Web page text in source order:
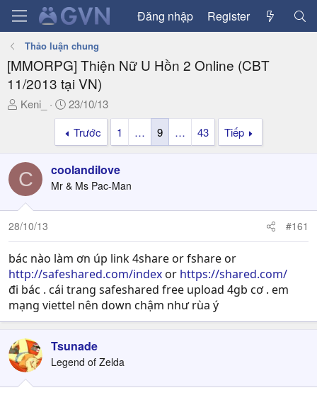
Đăng nhập Register
Thảo luận chung
[MMORPG] Thiện Nữ U Hồn 2 Online (CBT
11/2013 tại VN)
T
a
d
s
t
a
t
e
r
Keni_
N
g
à
y
g
ử
i
23/10/13
Trước
1 … 9 … 43 Tiếp
C coolandilove
Mr & Ms Pac-Man
28/10/13 #161
bác nào làm ơn úp link 4share or fshare or
http://safeshared.com/indexor https://shared.com/
đi bác . cái trang safeshared free upload 4gb cơ . em
mạng viettel nên down chậm như rùa ý
Tsunade
Legend of Zelda